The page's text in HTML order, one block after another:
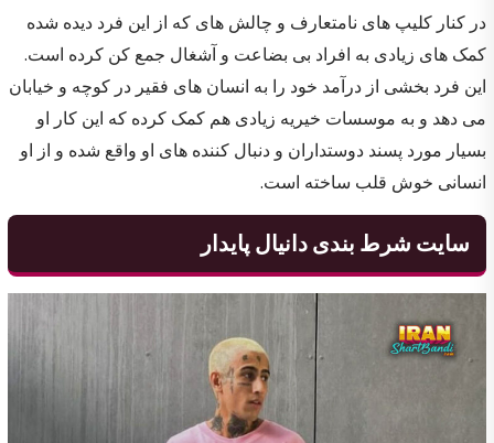
در کنار کلیپ های نامتعارف و چالش های که از این فرد دیده شده
کمک های زیادی به افراد بی بضاعت و آشغال جمع کن کرده است.
این فرد بخشی از درآمد خود را به انسان های فقیر در کوچه و خیابان
می دهد و به موسسات خیریه زیادی هم کمک کرده که این کار او
بسیار مورد پسند دوستداران و دنبال کننده های او واقع شده و از او
انسانی خوش قلب ساخته است.
سایت شرط بندی دانیال پایدار